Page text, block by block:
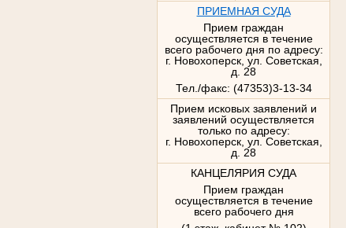
ПРИЕМНАЯ СУДА
Прием граждан
осуществляется в течение
всего рабочего дня по адресу:
г. Новохоперск, ул. Советская,
д. 28
Тел./факс: (47353)3-13-34
Прием исковых заявлений и
заявлений осуществляется
только по адресу:
г. Новохоперск, ул. Советская,
д. 28
КАНЦЕЛЯРИЯ СУДА
Прием граждан
осуществляется в течение
всего рабочего дня